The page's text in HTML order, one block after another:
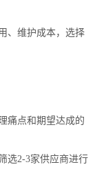
维护成本，选择
点和期望达成的
2-3家供应商进行